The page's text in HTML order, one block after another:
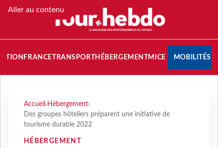
Aller au contenu
FRANCETRANSPORT HÉBERGEMENTMICE MOBILITÉS
Accueil › Hébergement›
Des groupes hôteliers préparent une initiative de
tourisme durable 2022
HÉBERGEMENT